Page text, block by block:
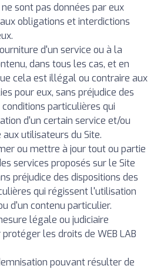
sont pas données par eux
obligations et interdictions
d'un service ou à la
dans tous les cas, et en
cela est illégal ou contraire aux
pour eux, sans préjudice des
particulières qui
d'un certain service et/ou
utilisateurs du Site.
ou mettre à jour tout ou partie
services proposés sur le Site
préjudice des dispositions des
qui régissent l'utilisation
d'un contenu particulier.
légale ou judiciaire
les droits de WEB LAB
pouvant résulter de